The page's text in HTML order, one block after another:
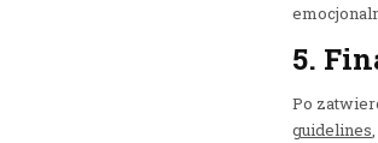
5.
Po
guidelines